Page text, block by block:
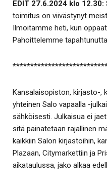
EDIT 27.6.2024 klo 12.30:
toimitus on viivästynyt
Ilmoitamme heti, kun
Pahoittelemme
Kansalaisopiston, kirjasto-,
yhteinen Salo vapaalla -
sähköisesti. Julkaisua ei
sitä painatetaan rajallinen
kaikkiin Salon kirjastoihin,
Plazaan, Citymarkettiin ja
aikataulussa, jako alkaa